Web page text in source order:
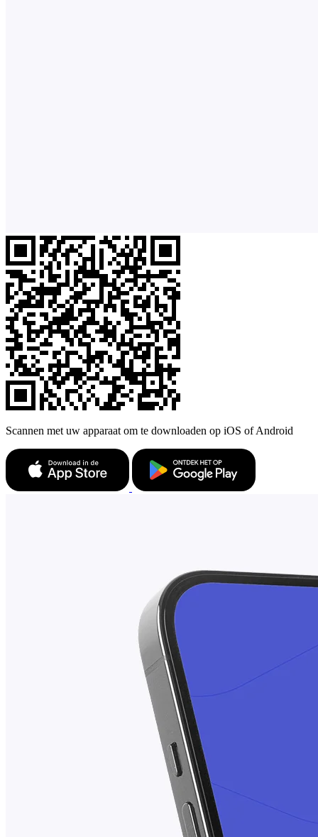
Scannen met uw apparaat om te downloaden op iOS of Android